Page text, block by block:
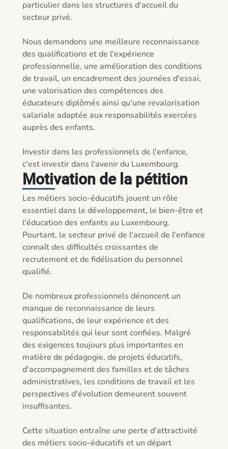
particulier dans les structures d'accueil du
secteur privé.
Nous demandons une meilleure reconnaissance
des qualifications et de l'expérience
professionnelle, une amélioration des conditions
de travail, un encadrement des journées d'essai,
une valorisation des compétences des
éducateurs diplômés ainsi qu'une revalorisation
salariale adaptée aux responsabilités exercées
auprès des enfants.
Investir dans les professionnels de l'enfance,
c'est investir dans l'avenir du Luxembourg.
Motivation de la pétition
Les métiers socio-éducatifs jouent un rôle
essentiel dans le développement, le bien-être et
l'éducation des enfants au Luxembourg.
Pourtant, le secteur privé de l'accueil de l'enfance
connaît des difficultés croissantes de
recrutement et de fidélisation du personnel
qualifié.
De nombreux professionnels dénoncent un
manque de reconnaissance de leurs
qualifications, de leur expérience et des
responsabilités qui leur sont confiées. Malgré
des exigences toujours plus importantes en
matière de pédagogie, de projets éducatifs,
d'accompagnement des familles et de tâches
administratives, les conditions de travail et les
perspectives d'évolution demeurent souvent
insuffisantes.
Cette situation entraîne une perte d'attractivité
des métiers socio-éducatifs et un départ